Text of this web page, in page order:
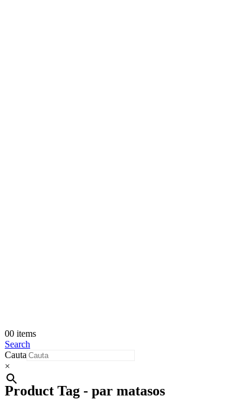
00 items
Search
Cauta
×
Product Tag - par matasos